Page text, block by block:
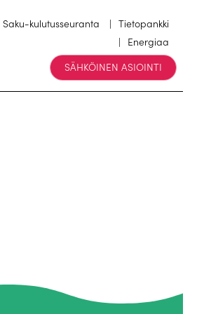
Saku-kulutusseuranta
Tietopankki
Energiaa
SÄHKÖINEN ASIOINTI